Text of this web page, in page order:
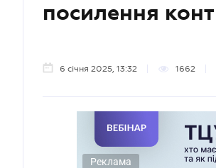
посилення
6 січня 2025, 13:32 1662
Реклама